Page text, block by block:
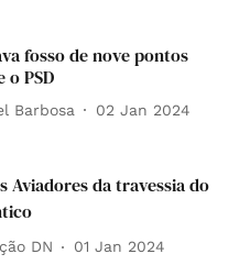
fosso de nove pontos
o PSD
Barbosa 02 Jan 2024
Aviadores da travessia do
DN 01 Jan 2024